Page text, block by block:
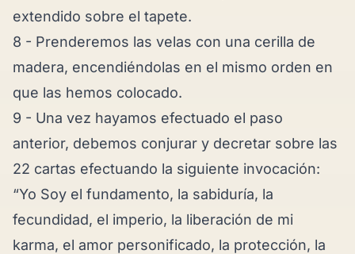
extendido sobre el tapete.
8 - Prenderemos las velas con una cerilla de
madera, encendiéndolas en el mismo orden en
que las hemos colocado.
9 - Una vez hayamos efectuado el paso
anterior, debemos conjurar y decretar sobre las
22 cartas efectuando la siguiente invocación:
“Yo Soy el fundamento, la sabiduría, la
fecundidad, el imperio, la liberación de mi
karma, el amor personificado, la protección, la